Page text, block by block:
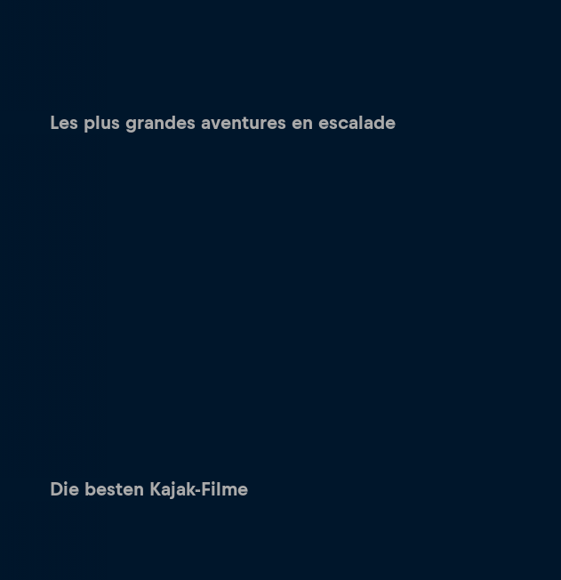
Les plus grandes aventures en escalade
Die besten Kajak-Filme